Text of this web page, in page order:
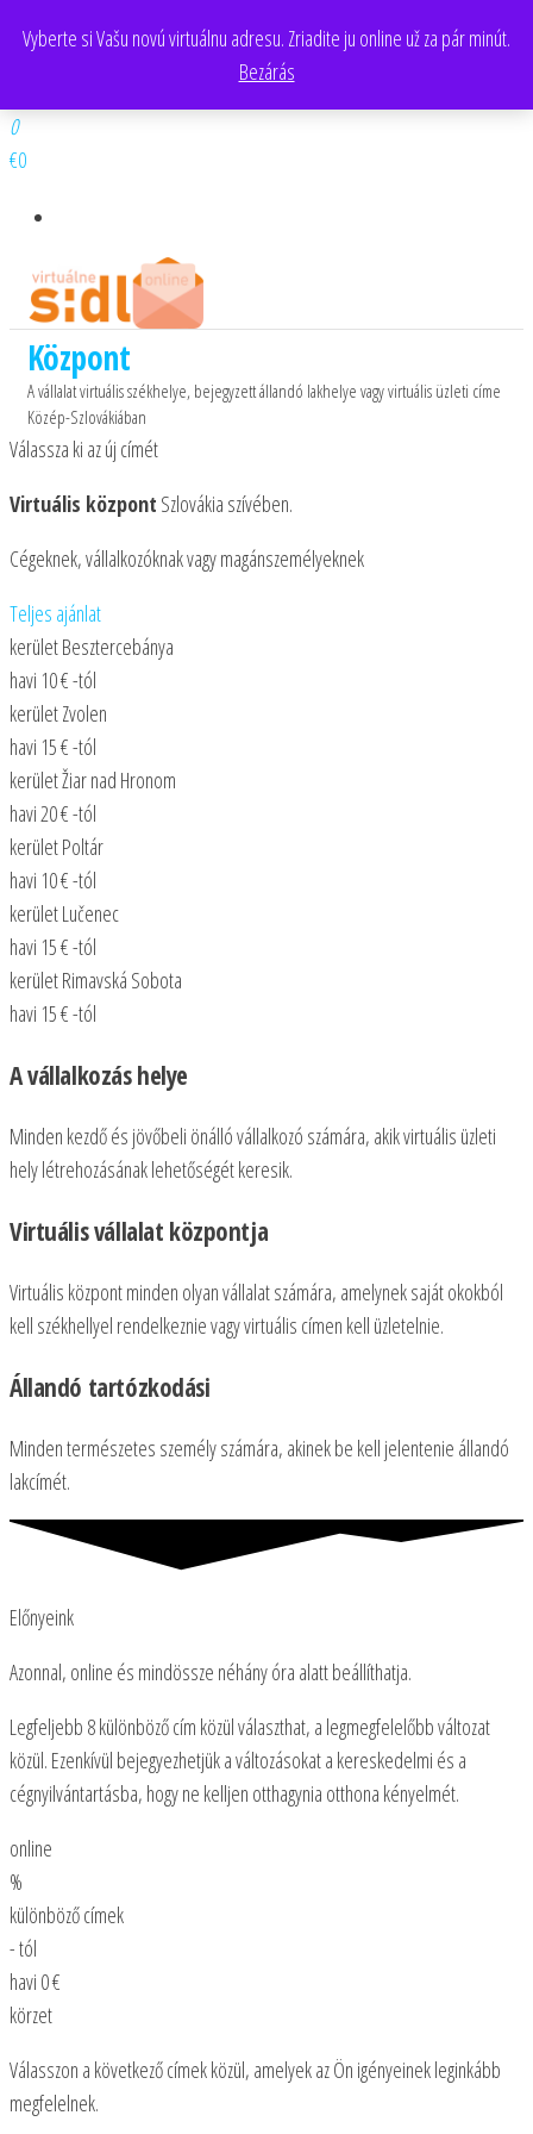
Skip
content
Vyberte si Vašu novú virtuálnu adresu. Zriadite ju online už za pár minút.
Bezárás
Banská Bystrica, Zvolen, Žiar nad Hronom, Lučenec, Rimavská Sobota
Nyelv
kiválasztása
0903 383 879
0
€0
Központ
A vállalat virtuális székhelye, bejegyzett állandó lakhelye vagy virtuális üzleti címe
Közép-Szlovákiában
Válassza ki az új címét
Virtuális központ Szlovákia szívében.
Cégeknek, vállalkozóknak vagy magánszemélyeknek
Teljes ajánlat
kerület Besztercebánya
havi 10 € -tól
kerület Zvolen
havi 15 € -tól
kerület Žiar nad Hronom
havi 20 € -tól
kerület Poltár
havi 10 € -tól
kerület Lučenec
havi 15 € -tól
kerület Rimavská Sobota
havi 15 € -tól
A vállalkozás helye
Minden kezdő és jövőbeli önálló vállalkozó számára, akik virtuális üzleti
hely létrehozásának lehetőségét keresik.
Virtuális vállalat központja
Virtuális központ minden olyan vállalat számára, amelynek saját okokból
kell székhellyel rendelkeznie vagy virtuális címen kell üzletelnie.
Állandó tartózkodási
Minden természetes személy számára, akinek be kell jelentenie állandó
lakcímét.
Előnyeink
Azonnal, online és mindössze néhány óra alatt beállíthatja.
Legfeljebb 8 különböző cím közül választhat, a legmegfelelőbb változat
közül. Ezenkívül bejegyezhetjük a változásokat a kereskedelmi és a
cégnyilvántartásba, hogy ne kelljen otthagynia otthona kényelmét.
online
%
különböző címek
- tól
havi 0€
körzet
Válasszon a következő címek közül, amelyek az Ön igényeinek leginkább
megfelelnek.